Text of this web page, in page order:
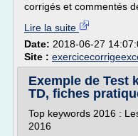
corrigés et commentés
Lire la suite
Date: 2018-06-27
Site :
Exemple de Test
TD, fiches
Top keywords 2016 :
2016